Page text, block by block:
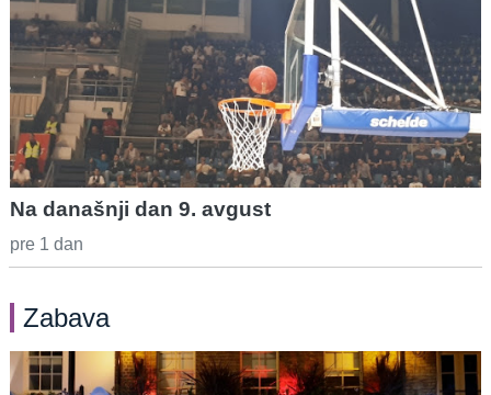
Na današnji dan 9. avgust
pre 1 dan
Zabava